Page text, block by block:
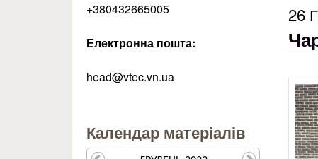
26
+380432665005
Електронна пошта:
head@vtec.vn.ua
Календар матеріалів